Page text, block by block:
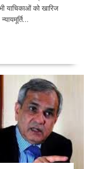
याचिकाओं को खारिज